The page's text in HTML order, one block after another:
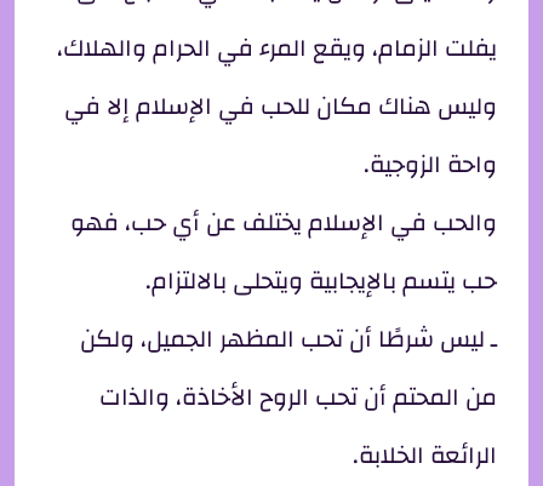
يفلت الزمام، ويقع المرء في الحرام والهلاك،
وليس هناك مكان للحب في الإسلام إلا في
واحة الزوجية.
والحب في الإسلام يختلف عن أي حب، فهو
حب يتسم بالإيجابية ويتحلى بالالتزام.
ـ ليس شرطًا أن تحب المظهر الجميل، ولكن
من المحتم أن تحب الروح الأخاذة، والذات
الرائعة الخلابة.